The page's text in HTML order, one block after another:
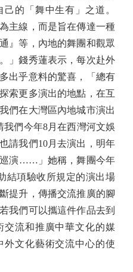
的「舞中生有」之道。
主線，而是旨在傳達一種
』等，內地的舞團和觀眾
」錢秀蓮表示，每次赴外
出乎意料的驚喜，「總有
索更多演出的地點，在互
們在大灣區內地城市演出
我們今年8月在西灣河文娛
請我們10月去演出，明年
演……」她稱，舞團今年
結項驗收所規定的演出場
提升，傳播交流推廣的腳
我們可以攜這件作品去到
交流和推廣中華文化的媒
文化藝術交流中心的使